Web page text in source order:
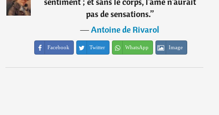
pas de sensations.”
―Antoine de Rivarol
Facebook Twitter WhatsApp Image